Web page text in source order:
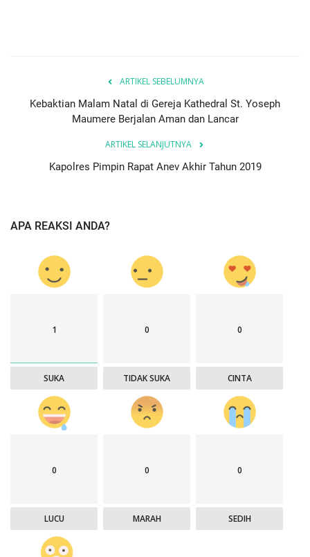
ARTIKEL SEBELUMNYA
Kebaktian Malam Natal di Gereja Kathedral St. Yoseph
Maumere Berjalan Aman dan Lancar
ARTIKEL SELANJUTNYA
Kapolres Pimpin Rapat Anev Akhir Tahun 2019
APA REAKSI ANDA?
1
SUKA
0
TIDAK SUKA
0
CINTA
0
LUCU
0
MARAH
0
SEDIH